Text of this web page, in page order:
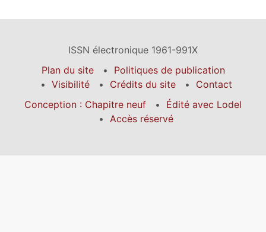
ISSN électronique 1961-991X
Plan du site
Politiques de publication
Visibilité
Crédits du site
Contact
Conception : Chapitre neuf
Édité avec Lodel
Accès réservé